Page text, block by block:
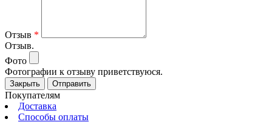
Отзыв *
Отзыв.
Фото
Фотографии к отзыву приветствуюся.
Закрыть Отправить
Покупателям
Доставка
Способы оплаты